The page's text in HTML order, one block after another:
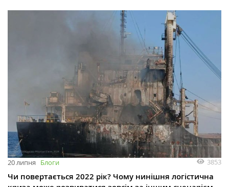
20 липня Блоги 3853
Чи повертається 2022 рік? Чому нинішня логістична